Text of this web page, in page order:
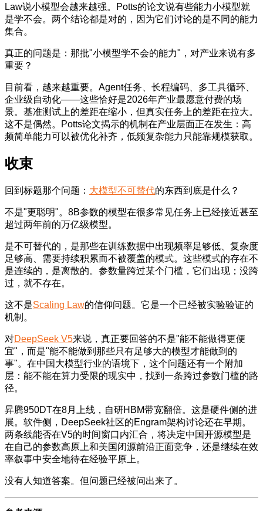
Law说小模型会越来越强。Potts的论文说有些能力小模型就
是学不会。两个结论都是对的，因为它们讨论的是不同的能力
集合。
真正的问题是：那批"小模型学不会的能力"，对产业来说有多
重要？
目前看，越来越重要。Agent任务、长程编码、多工具循环、
企业级自动化——这些恰好是2026年产业最愿意付费的场
景。基准测试上的差距在缩小，但真实任务上的差距在拉大。
这不是偶然。Potts论文揭示的机制在产业层面正在发生：高
频简单能力可以被优化补齐，低频复杂能力只能靠规模获取。
收束
回到标题那个问题： 大模型不可替代的东西到底是什么？
不是"更聪明"。8B参数的模型在很多常见任务上已经接近甚至
超过两年前的万亿级模型。
是不可替代的，是那些在训练数据中出现频率足够低、复杂度
足够高、需要持续积累而不被覆盖的模式。这些模式的存在不
是连续的，是离散的。参数量跨过某个门槛，它们出现；没跨
过，就不存在。
这不是Scaling Law的信仰问题。它是一个已经被实验验证的
机制。
对DeepSeek V5来说，真正要回答的不是"能不能做得更便
宜"，而是"能不能做到那些只有足够大的模型才能做到的
事"。在中国大模型行业的语境下，这个问题还有一个附加
层：能不能在算力受限的现实中，找到一条跨过参数门槛的路
径。
昇腾950DT在8月上线，自研HBM带宽翻倍。这是硬件侧的进
展。软件侧，DeepSeek社区的Engram架构讨论还在早期。
两条线能否在V5的时间窗口内汇合，将决定中国开源模型是
在自己的参数高原上和美国闭源前沿正面竞争，还是继续在效
率叙事中安全地待在经验平原上。
没有人知道答案。但问题已经被问出来了。